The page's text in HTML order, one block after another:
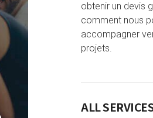
obtenir un devis
comment nous
accompagner
projets.
ALL